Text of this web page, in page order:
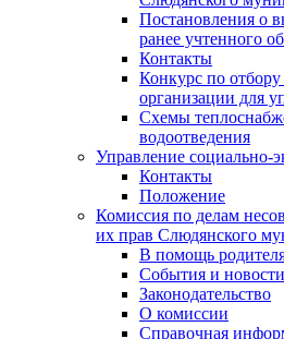
Постановления о
ранее учтенного
Контакты
Конкурс по
организации для
Схемы
водоотведения
Управление социально-
Контакты
Положение
Комиссия по делам
их прав Слюдянского
В помощь
События и новости
Законодательство
О комиссии
Справочная